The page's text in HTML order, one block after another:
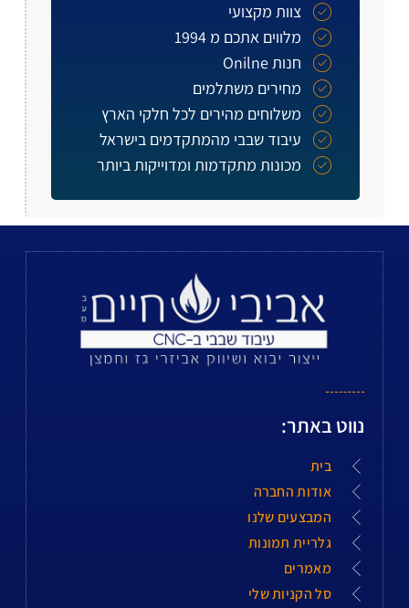
צוות מקצועי
מלווים אתכם מ 1994
חנות Onilne
מחירים משתלמים
משלוחים מהירים לכל חלקי הארץ
עיבוד שבבי מהמתקדמים בישראל
מכונות מתקדמות ומדוייקות ביותר
נווט באתר:
בית
אודות החברה
המבצעים שלנו
גלריית תמונות
מאמרים
סל הקניות שלי